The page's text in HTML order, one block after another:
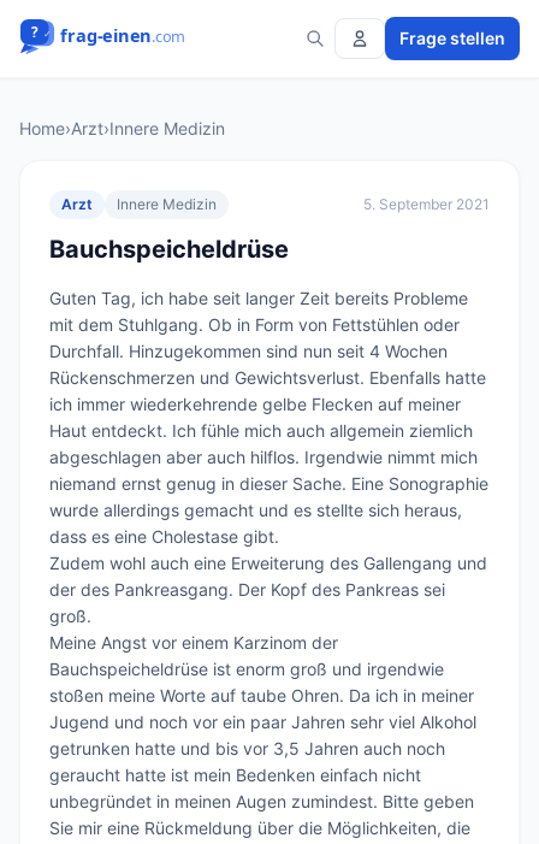
Frage stellen
Home›Arzt›Innere Medizin
Arzt Innere Medizin 5. September 2021
Bauchspeicheldrüse
Guten Tag, ich habe seit langer Zeit bereits Probleme
mit dem Stuhlgang. Ob in Form von Fettstühlen oder
Durchfall. Hinzugekommen sind nun seit 4 Wochen
Rückenschmerzen und Gewichtsverlust. Ebenfalls hatte
ich immer wiederkehrende gelbe Flecken auf meiner
Haut entdeckt. Ich fühle mich auch allgemein ziemlich
abgeschlagen aber auch hilflos. Irgendwie nimmt mich
niemand ernst genug in dieser Sache. Eine Sonographie
wurde allerdings gemacht und es stellte sich heraus,
dass es eine Cholestase gibt.
Zudem wohl auch eine Erweiterung des Gallengang und
der des Pankreasgang. Der Kopf des Pankreas sei
groß.
Meine Angst vor einem Karzinom der
Bauchspeicheldrüse ist enorm groß und irgendwie
stoßen meine Worte auf taube Ohren. Da ich in meiner
Jugend und noch vor ein paar Jahren sehr viel Alkohol
getrunken hatte und bis vor 3,5 Jahren auch noch
geraucht hatte ist mein Bedenken einfach nicht
unbegründet in meinen Augen zumindest. Bitte geben
Sie mir eine Rückmeldung über die Möglichkeiten, die